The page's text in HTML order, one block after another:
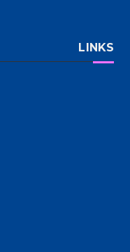
LINKS